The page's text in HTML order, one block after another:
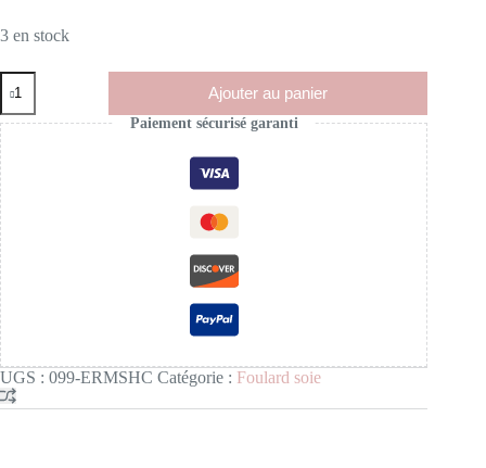
3 en stock
Ajouter au panier
Paiement sécurisé garanti
UGS : 099-ERMSHC Catégorie : Foulard soie